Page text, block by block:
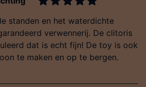
standen en het waterdichte
verwennerij. De clitoris
dat is echt fijn! De toy is ook
te maken en op te bergen.